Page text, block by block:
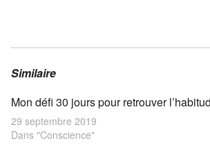
Similaire
Mon défi 30 jours pour retrouver
29 septembre 2019
Dans "Conscience"